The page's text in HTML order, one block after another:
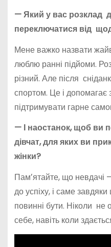
—Який у вас розклад
переключатисявід
Мене важко назвати
люблю ранні підйоми.
різний. Але після
спортом. Це і допомагає
підтримувати гарне
— І наостанок, щоб ви
дівчат, для яких ви
жінки?
Памʼятайте, що невдачі
до успіху, і саме
повинні бути. Ніколи не
себе, навіть коли